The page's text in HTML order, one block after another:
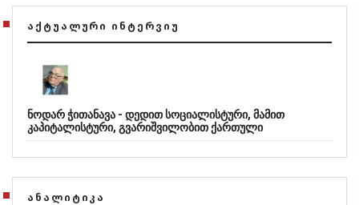
ᲐᲥᲢᲣᲐᲚᲣᲠᲘ ᲘᲜᲢᲔᲠᲕᲘᲣ
ნოდარ ჭითანავა - დედით სოციალისტური, მამით
კაპიტალისტური, გვარიშვილობით ქართული
ᲐᲜᲐᲚᲘᲢᲘᲙᲐ